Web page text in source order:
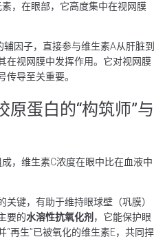
，在眼部，它高度集中在视网膜
辅因子，直接参与维生素A从肝脏到
在视网膜中发挥作用。它对视网膜
传导至关重要。
原蛋白的“构筑师”与
，维生素C浓度在眼中比在血液中
关键，有助于维持眼球壁（巩膜）
要的水溶性抗氧化剂 ，它能保护眼
“再生”已被氧化的维生素E，共同捍